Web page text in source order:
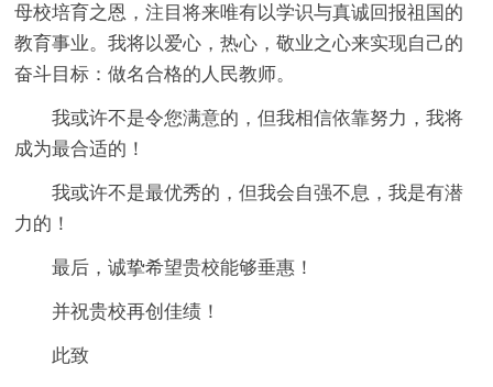
母校培育之恩，注目将来唯有以学识与真诚回报祖国的
教育事业。我将以爱心，热心，敬业之心来实现自己的
奋斗目标：做名合格的人民教师。
我或许不是令您满意的，但我相信依靠努力，我将
成为最合适的！
我或许不是最优秀的，但我会自强不息，我是有潜
力的！
最后，诚挚希望贵校能够垂惠！
并祝贵校再创佳绩！
此致